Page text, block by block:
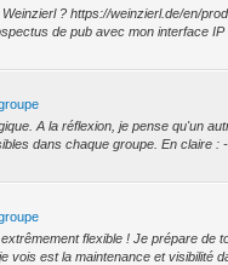
? https://weinzierl.de/en/
de pub avec mon interface IP
A la réflexion, je pense qu'un
dans chaque groupe. En claire :
flexible ! Je prépare de
vois est la maintenance et visibilité